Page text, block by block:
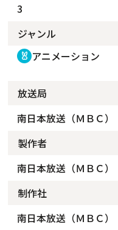
3
ジャンル
cruelty_free アニメーション
放送局
南日本放送（ＭＢＣ）
製作者
南日本放送（ＭＢＣ）
制作社
南日本放送（ＭＢＣ）